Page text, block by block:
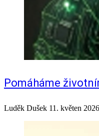
Pomáháme
Luděk Dušek 11. květen 2026